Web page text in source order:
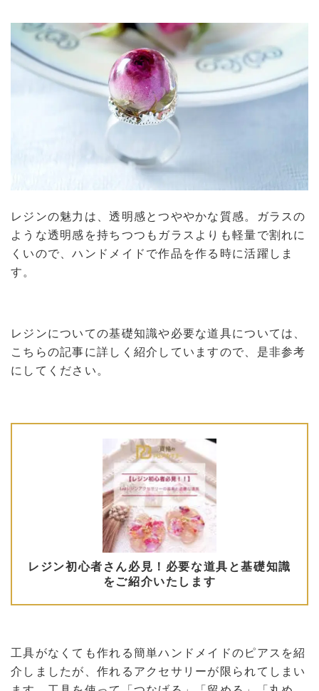
レジンの魅力は、透明感とつややかな質感。ガラスの
ような透明感を持ちつつもガラスよりも軽量で割れに
くいので、ハンドメイドで作品を作る時に活躍しま
す。
レジンについての基礎知識や必要な道具については、
こちらの記事に詳しく紹介していますので、是非参考
にしてください。
工具がなくても作れる簡単ハンドメイドのピアスを紹
介しましたが、作れるアクセサリーが限られてしまい